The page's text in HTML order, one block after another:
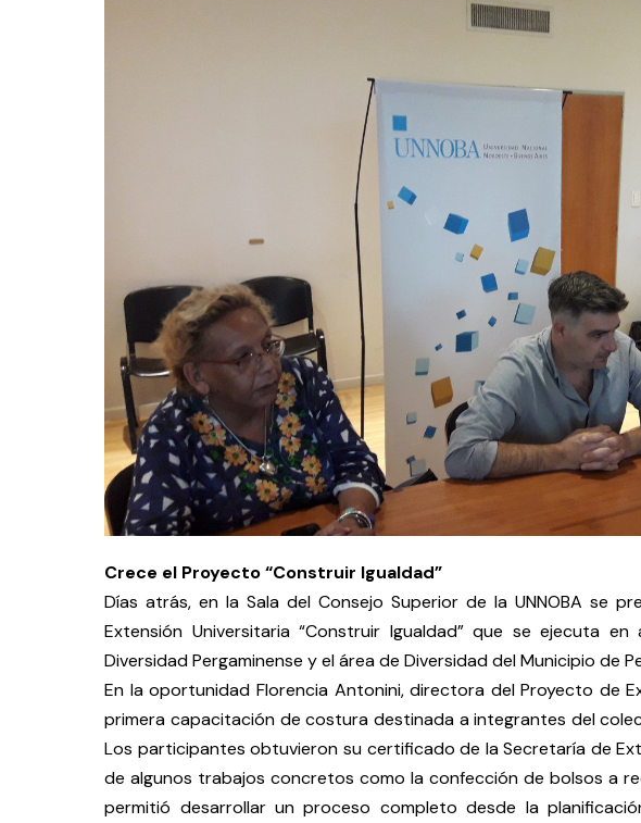
Crece el Proyecto “Construir Igualdad”
Días atrás, en la Sala del Consejo Superior de la UNNOBA se
Extensión Universitaria “Construir Igualdad” que se ejecuta
Diversidad Pergaminense y el área de Diversidad del Municipio de
En la oportunidad Florencia Antonini, directora del Proyecto de
primera capacitación de costura destinada a integrantes del
Los participantes obtuvieron su certificado de la Secretaría de
de algunos trabajos concretos como la confección de bolsos a
permitió desarrollar un proceso completo desde la